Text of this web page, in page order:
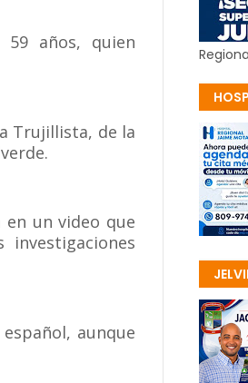
59 años, quien
Trujillista, de la
un video que
aunque